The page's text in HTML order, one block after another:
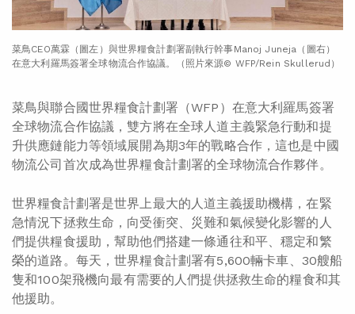
菜鳥CEO萬霖（圖左）與世界糧食計劃署副執行幹事Manoj Juneja（圖右）
在意大利羅馬簽署全球物流合作協議。（照片來源© WFP/Rein Skullerud）
菜鳥與聯合國世界糧食計劃署（WFP）在意大利羅馬簽署
全球物流合作協議，雙方將在全球人道主義緊急行動和提
升供應鏈能力等領域展開為期3年的戰略合作，這也是中國
物流公司首次成為世界糧食計劃署的全球物流合作夥伴。
世界糧食計劃署是世界上最大的人道主義援助機構，在緊
急情況下拯救生命，向受衝突、災難和氣候變化影響的人
們提供糧食援助，幫助他們搭建一條通往和平、穩定和繁
榮的道路。每天，世界糧食計劃署有5,600輛卡車、30艘船
隻和100架飛機向最有需要的人們提供拯救生命的糧食和其
他援助。